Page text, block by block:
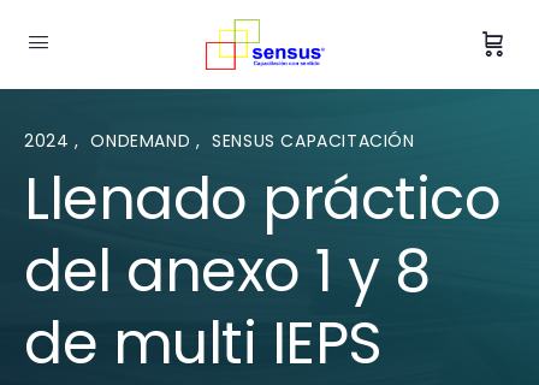
2024, ONDEMAND , SENSUS CAPACITACIÓN
Llenado práctico
del anexo 1 y 8
de multi IEPS